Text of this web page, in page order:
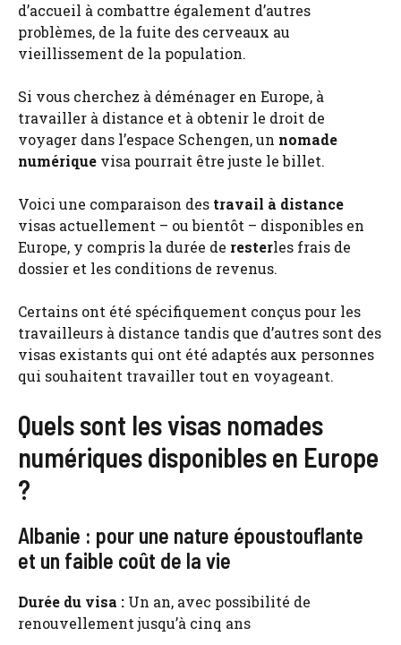
d’accueil à combattre également d’autres
problèmes, de la fuite des cerveaux au
vieillissement de la population.
Si vous cherchez à déménager en Europe, à
travailler à distance et à obtenir le droit de
voyager dans l’espace Schengen, un nomade
numérique visa pourrait être juste le billet.
Voici une comparaison des travail à distance
visas actuellement – ou bientôt – disponibles en
Europe, y compris la durée de resterles frais de
dossier et les conditions de revenus.
Certains ont été spécifiquement conçus pour les
travailleurs à distance tandis que d’autres sont des
visas existants qui ont été adaptés aux personnes
qui souhaitent travailler tout en voyageant.
Quels sont les visas nomades
numériques disponibles en Europe
?
Albanie : pour une nature époustouflante
et un faible coût de la vie
Durée du visa : Un an, avec possibilité de
renouvellement jusqu’à cinq ans